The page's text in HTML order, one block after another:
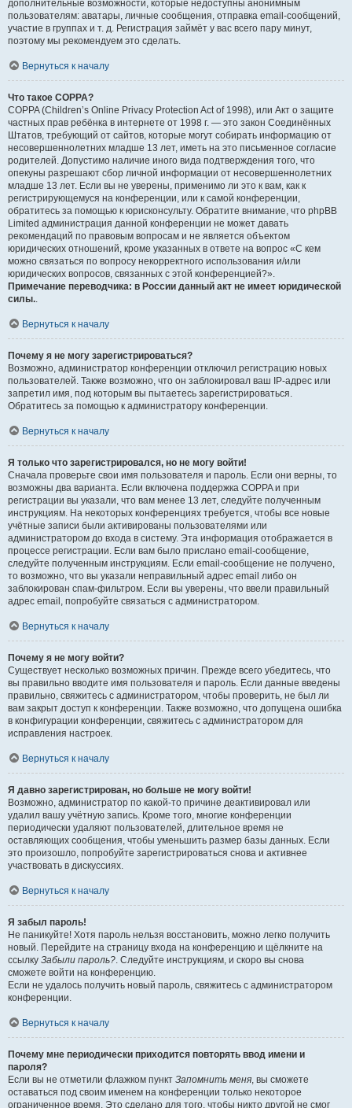
дополнительные возможности, которые недоступны анонимным
пользователям: аватары, личные сообщения, отправка email-сообщений,
участие в группах и т. д. Регистрация займёт у вас всего пару минут,
поэтому мы рекомендуем это сделать.
Вернуться к началу
Что такое COPPA?
COPPA (Children’s Online Privacy Protection Act of 1998), или Акт о защите
частных прав ребёнка в интернете от 1998 г. — это закон Соединённых
Штатов, требующий от сайтов, которые могут собирать информацию от
несовершеннолетних младше 13 лет, иметь на это письменное согласие
родителей. Допустимо наличие иного вида подтверждения того, что
опекуны разрешают сбор личной информации от несовершеннолетних
младше 13 лет. Если вы не уверены, применимо ли это к вам, как к
регистрирующемуся на конференции, или к самой конференции,
обратитесь за помощью к юрисконсульту. Обратите внимание, что phpBB
Limited администрация данной конференции не может давать
рекомендаций по правовым вопросам и не является объектом
юридических отношений, кроме указанных в ответе на вопрос «С кем
можно связаться по вопросу некорректного использования и/или
юридических вопросов, связанных с этой конференцией?».
Примечание переводчика: в России данный акт не имеет юридической
силы..
Вернуться к началу
Почему я не могу зарегистрироваться?
Возможно, администратор конференции отключил регистрацию новых
пользователей. Также возможно, что он заблокировал ваш IP-адрес или
запретил имя, под которым вы пытаетесь зарегистрироваться.
Обратитесь за помощью к администратору конференции.
Вернуться к началу
Я только что зарегистрировался, но не могу войти!
Сначала проверьте свои имя пользователя и пароль. Если они верны, то
возможны два варианта. Если включена поддержка COPPA и при
регистрации вы указали, что вам менее 13 лет, следуйте полученным
инструкциям. На некоторых конференциях требуется, чтобы все новые
учётные записи были активированы пользователями или
администратором до входа в систему. Эта информация отображается в
процессе регистрации. Если вам было прислано email-сообщение,
следуйте полученным инструкциям. Если email-сообщение не получено,
то возможно, что вы указали неправильный адрес email либо он
заблокирован спам-фильтром. Если вы уверены, что ввели правильный
адрес email, попробуйте связаться с администратором.
Вернуться к началу
Почему я не могу войти?
Существует несколько возможных причин. Прежде всего убедитесь, что
вы правильно вводите имя пользователя и пароль. Если данные введены
правильно, свяжитесь с администратором, чтобы проверить, не был ли
вам закрыт доступ к конференции. Также возможно, что допущена ошибка
в конфигурации конференции, свяжитесь с администратором для
исправления настроек.
Вернуться к началу
Я давно зарегистрирован, но больше не могу войти!
Возможно, администратор по какой-то причине деактивировал или
удалил вашу учётную запись. Кроме того, многие конференции
периодически удаляют пользователей, длительное время не
оставляющих сообщения, чтобы уменьшить размер базы данных. Если
это произошло, попробуйте зарегистрироваться снова и активнее
участвовать в дискуссиях.
Вернуться к началу
Я забыл пароль!
Не паникуйте! Хотя пароль нельзя восстановить, можно легко получить
новый. Перейдите на страницу входа на конференцию и щёлкните на
ссылку Забыли пароль?. Следуйте инструкциям, и скоро вы снова
сможете войти на конференцию.
Если не удалось получить новый пароль, свяжитесь с администратором
конференции.
Вернуться к началу
Почему мне периодически приходится повторять ввод имени и
пароля?
Если вы не отметили флажком пункт Запомнить меня, вы сможете
оставаться под своим именем на конференции только некоторое
ограниченное время. Это сделано для того, чтобы никто другой не смог